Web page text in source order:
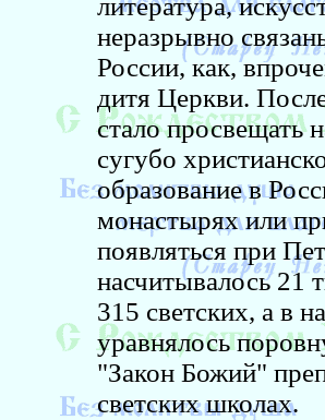
литература,
неразрывно
России, как,
дитя Церкви.
стало просвещать
сугубо
образование в
монастырях или
появляться при
насчитывалось 21
315 светских, а в
уравнялось
"Закон Божий"
светских школах.